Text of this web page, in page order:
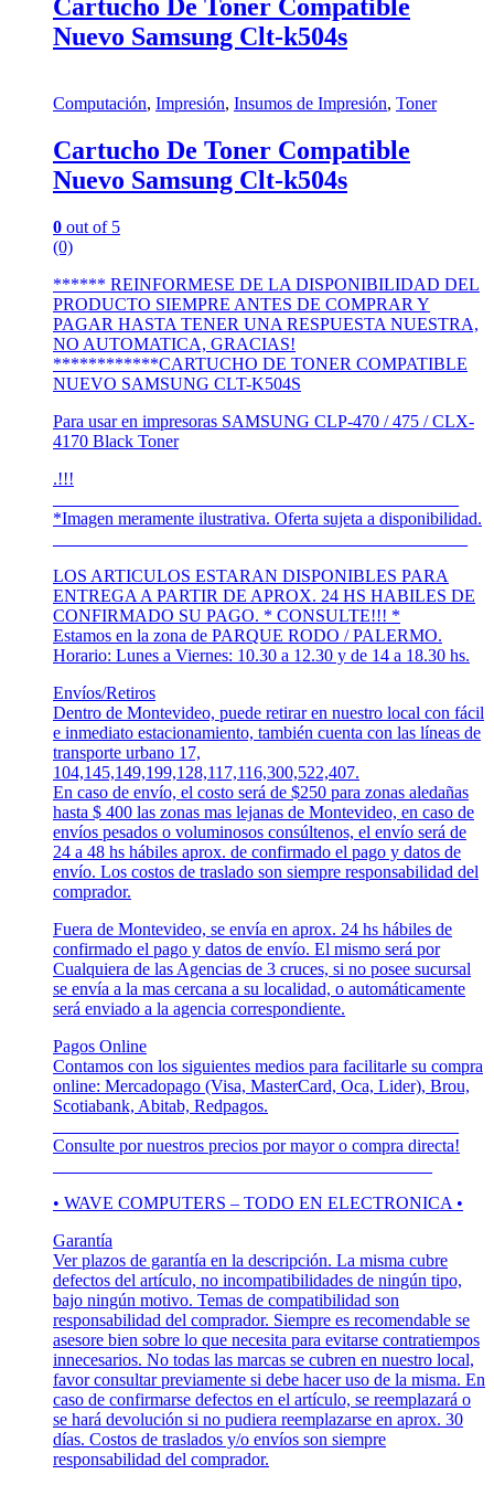
Cartucho De Toner Compatible
Nuevo Samsung Clt-k504s
Computación, Impresión, Insumos de Impresión, Toner
Cartucho De Toner Compatible
Nuevo Samsung Clt-k504s
0 out of 5
(0)
****** REINFORMESE DE LA DISPONIBILIDAD DEL
PRODUCTO SIEMPRE ANTES DE COMPRAR Y
PAGAR HASTA TENER UNA RESPUESTA NUESTRA,
NO AUTOMATICA, GRACIAS!
************CARTUCHO DE TONER COMPATIBLE
NUEVO SAMSUNG CLT-K504S
Para usar en impresoras SAMSUNG CLP-470 / 475 / CLX-
4170 Black Toner
.!!!
*Imagen meramente ilustrativa. Oferta sujeta a disponibilidad.
LOS ARTICULOS ESTARAN DISPONIBLES PARA
ENTREGA A PARTIR DE APROX. 24 HS HABILES DE
CONFIRMADO SU PAGO. * CONSULTE!!! *
Estamos en la zona de PARQUE RODO / PALERMO.
Horario: Lunes a Viernes: 10.30 a 12.30 y de 14 a 18.30 hs.
Envíos/Retiros
Dentro de Montevideo, puede retirar en nuestro local con fácil
e inmediato estacionamiento, también cuenta con las líneas de
transporte urbano 17,
104,145,149,199,128,117,116,300,522,407.
En caso de envío, el costo será de $250 para zonas aledañas
hasta $ 400 las zonas mas lejanas de Montevideo, en caso de
envíos pesados o voluminosos consúltenos, el envío será de
24 a 48 hs hábiles aprox. de confirmado el pago y datos de
envío. Los costos de traslado son siempre responsabilidad del
comprador.
Fuera de Montevideo, se envía en aprox. 24 hs hábiles de
confirmado el pago y datos de envío. El mismo será por
Cualquiera de las Agencias de 3 cruces, si no posee sucursal
se envía a la mas cercana a su localidad, o automáticamente
será enviado a la agencia correspondiente.
Pagos Online
Contamos con los siguientes medios para facilitarle su compra
online: Mercadopago (Visa, MasterCard, Oca, Lider), Brou,
Scotiabank, Abitab, Redpagos.
Consulte por nuestros precios por mayor o compra directa!
• WAVE COMPUTERS – TODO EN ELECTRONICA •
Garantía
Ver plazos de garantía en la descripción. La misma cubre
defectos del artículo, no incompatibilidades de ningún tipo,
bajo ningún motivo. Temas de compatibilidad son
responsabilidad del comprador. Siempre es recomendable se
asesore bien sobre lo que necesita para evitarse contratiempos
innecesarios. No todas las marcas se cubren en nuestro local,
favor consultar previamente si debe hacer uso de la misma. En
caso de confirmarse defectos en el artículo, se reemplazará o
se hará devolución si no pudiera reemplazarse en aprox. 30
días. Costos de traslados y/o envíos son siempre
responsabilidad del comprador.